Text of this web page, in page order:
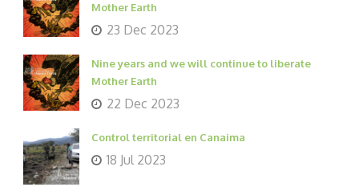
Mother Earth
23 Dec 2023
Nine years and we will continue to liberate
Mother Earth
22 Dec 2023
Control territorial en Canaima
18 Jul 2023